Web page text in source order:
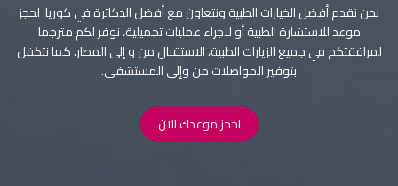
نحن نقدم أفضل الخيارات الطبية ونتعاون مع أفضل الدكاترة في كوريا. لحجز
موعد للاستشارة الطبية أو لاجراء عمليات تجميلية، نوفر لكم مترجما
لمرافقتكم في جميع الزيارات الطبية، الاستقبال من و إلى المطار. كما نتكفل
بتوفير المواصلات من وإلى المستشفى.
احجز موعدك الآن